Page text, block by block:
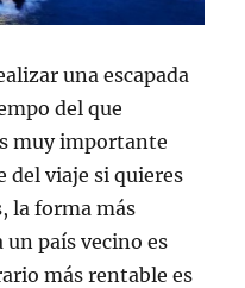
una escapada
del que
muy importante
del viaje si quieres
la forma más
un país vecino es
más rentable es